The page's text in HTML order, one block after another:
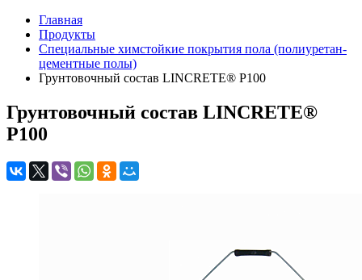
Главная
Продукты
Специальные химстойкие покрытия пола (полиуретан-
цементные полы)
Грунтовочный состав LINCRETE® P100
Грунтовочный состав LINCRETE®
P100